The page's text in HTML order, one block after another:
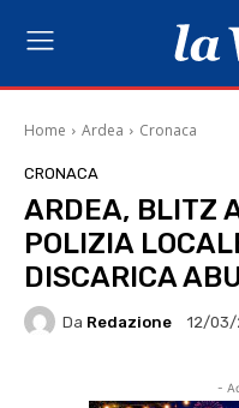
Home Ardea Cronaca
CRONACA
ARDEA, BLITZ
POLIZIA
DISCARICA
Da Redazione 12/03/
-